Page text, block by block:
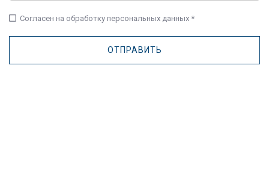
check_box_outline_blank Согласен на обработку персональных данных *